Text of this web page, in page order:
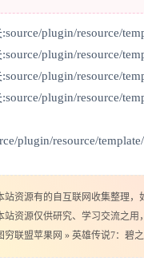
:source/plugin/resource/
:source/plugin/resource/
:source/plugin/resource/
:source/plugin/resource/
plugin/resource/
站资源有的自互联网收集整理，
站资源仅供研究、学习交流之用
穷联盟苹果网 » 英雄传说7：碧